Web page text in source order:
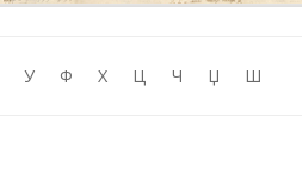
У Ф Х Ц Ч Џ Ш